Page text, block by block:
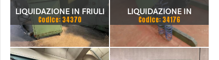
LIQUIDAZIONE IN FRIULI
Codice: 34370
LIQUIDAZIONE IN
BOLOGNA
Codice: 34176